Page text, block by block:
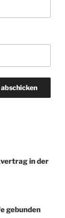
in der
gebunden